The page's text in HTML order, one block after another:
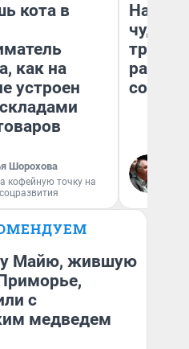
кота в
как на
устроен
Шорохова
кофейную точку на
чудом
Майю, жившую
с
медведем